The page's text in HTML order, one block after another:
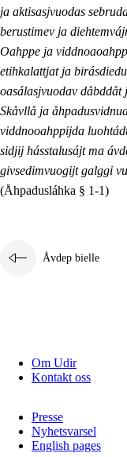
ja aktisasjvuodas
berustimev ja
Oahppe ja
etihkalattjat ja
oasálasjvuodav dåbddåt
Skåvllå ja
viddnooahppijda
sidjij hásstalusájt ma
givsedimvuogijt galggi
(Åhpadusláhka § 1-1)
Åvdep bielle
Om Udir
Kontakt oss
Presse
Nyhetsvarsel
English pages